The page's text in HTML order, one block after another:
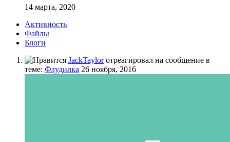
14 марта, 2020
Активность
Файлы
Блоги
JackTaylorотреагировал на сообщение в
теме: Флудилка 26 ноября, 2016